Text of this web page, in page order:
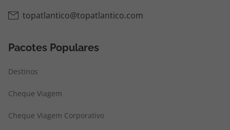
topatlantico@topatlantico.com
Pacotes Populares
Destinos
Cheque Viagem
Cheque Viagem Corporativo